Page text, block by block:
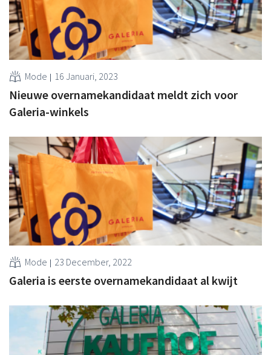
Mode 16 Januari, 2023
Nieuwe overnamekandidaat meldt zich voor
Galeria-winkels
Mode 23 December, 2022
Galeria is eerste overnamekandidaat al kwijt